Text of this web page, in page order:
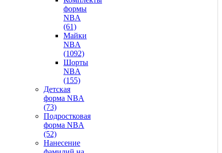
формы
NBA
(61)
Майки
NBA
(1092)
Шорты
NBA
(155)
Детская
форма NBA
(73)
Подростковая
форма NBA
(52)
Нанесение